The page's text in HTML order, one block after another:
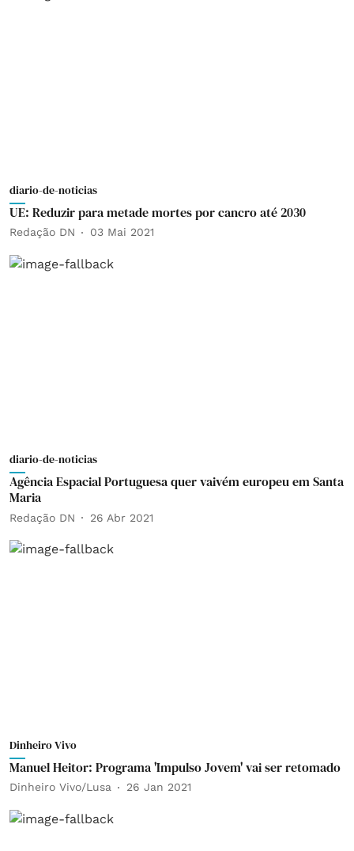
diario-de-noticias
UE: Reduzir para metade mortes por cancro até 2030
Redação DN 03 Mai 2021
diario-de-noticias
Agência Espacial Portuguesa quer vaivém europeu em Santa
Maria
Redação DN 26 Abr 2021
Dinheiro Vivo
Manuel Heitor: Programa 'Impulso Jovem' vai ser retomado
Dinheiro Vivo/Lusa 26 Jan 2021